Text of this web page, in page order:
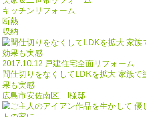
キッチンリフォーム
断熱
収納
2017.10.12 戸建住宅全面リフォーム
間仕切りをなくしてLDKを拡大 家族で
果も実感
広島市安佐南区 I様邸